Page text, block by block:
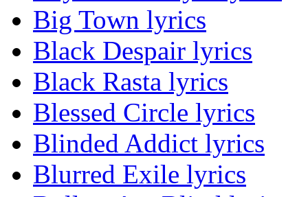
Big Town lyrics
Black Despair lyrics
Black Rasta lyrics
Blessed Circle lyrics
Blinded Addict lyrics
Blurred Exile lyrics